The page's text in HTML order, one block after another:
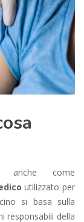
anche come
utilizzato per
si basa sulla
responsabili della